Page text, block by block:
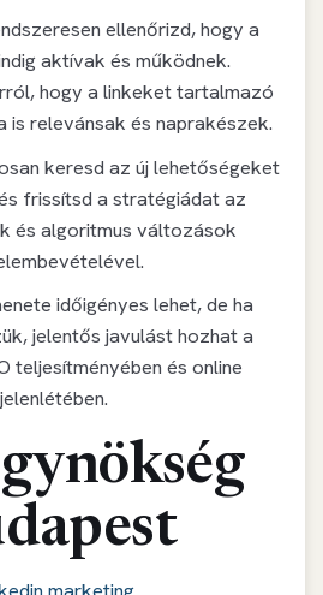
ellenőrizd, hogy a
aktívak és működnek.
hogy a linkeket tartalmazó
relevánsak és naprakészek.
keresd az új lehetőségeket
frissítsd a stratégiádat az
és algoritmus változások
időigényes lehet, de ha
jelentős javulást hozhat a
teljesítményében és online
jelenlétében.